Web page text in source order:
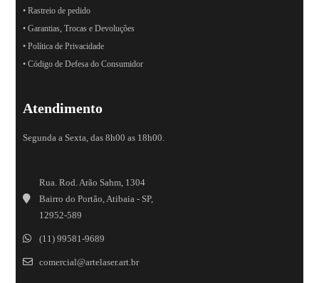
• Rastreio de pedido
• Garantias, Trocas e Devoluções
• Política de Privacidade
• Código de Defesa do Consumidor
Atendimento
Segunda a Sexta, das 8h00 as 18h00.
Rua. Rod. Arão Sahm, 1304
Bairro do Portão, Atibaia - SP,
12952-589
(11) 99581-9689
comercial@artelaser.art.br